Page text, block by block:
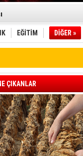
İletti
müdahale
Geçti
EĞİTİM DİĞER »
ÇIKANLAR